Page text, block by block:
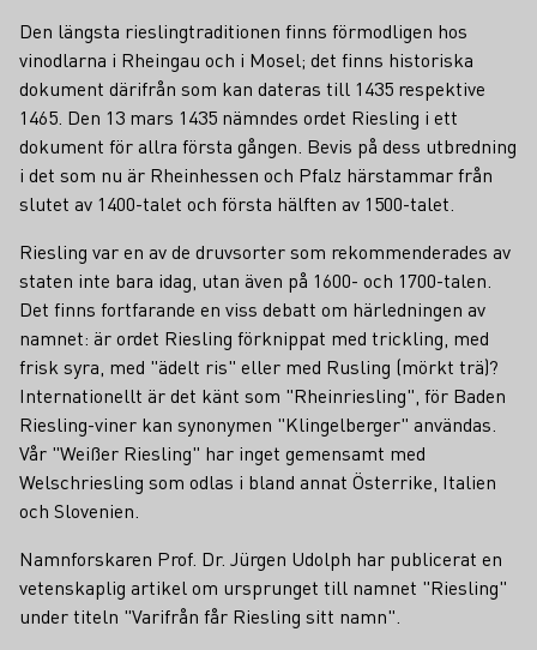
Den längsta rieslingtraditionen finns förmodligen hos
vinodlarna i Rheingau och i Mosel; det finns historiska
dokument därifrån som kan dateras till 1435 respektive
1465. Den 13 mars 1435 nämndes ordet Riesling i ett
dokument för allra första gången. Bevis på dess utbredning
i det som nu är Rheinhessen och Pfalz härstammar från
slutet av 1400-talet och första hälften av 1500-talet.
Riesling var en av de druvsorter som rekommenderades av
staten inte bara idag, utan även på 1600- och 1700-talen.
Det finns fortfarande en viss debatt om härledningen av
namnet: är ordet Riesling förknippat med trickling, med
frisk syra, med "ädelt ris" eller med Rusling (mörkt trä)?
Internationellt är det känt som "Rheinriesling", för Baden
Riesling-viner kan synonymen "Klingelberger" användas.
Vår "Weißer Riesling" har inget gemensamt med
Welschriesling som odlas i bland annat Österrike, Italien
och Slovenien.
Namnforskaren Prof. Dr. Jürgen Udolph har publicerat en
vetenskaplig artikel om ursprunget till namnet "Riesling"
under titeln "Varifrån får Riesling sitt namn".